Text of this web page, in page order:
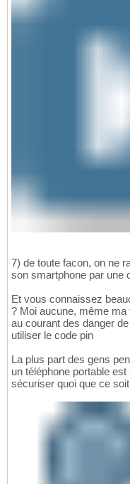
7) de toute facon, on ne
son smartphone par une
Et vous connaissez
? Moi aucune, même ma
au courant des danger
utiliser le code pin
La plus part des gens
un téléphone portable
sécuriser quoi que ce